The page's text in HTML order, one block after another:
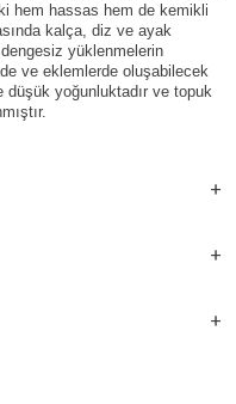
hem hassas hem de kemikli
kalça, diz ve ayak
yüklenmelerin
ve eklemlerde oluşabilecek
düşük yoğunluktadır ve topuk